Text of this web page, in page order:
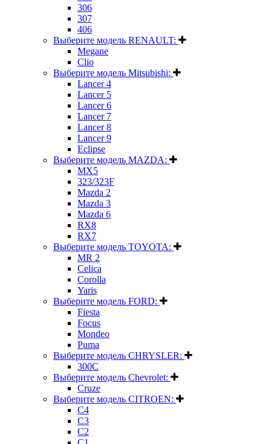
306
307
406
Выберите модель RENAULT:
Megane
Clio
Выберите модель Mitsubishi:
Lancer 4
Lancer 5
Lancer 6
Lancer 7
Lancer 8
Lancer 9
Eclipse
Выберите модель MAZDA:
MX5
323/323F
Mazda 2
Mazda 3
Mazda 6
RX8
RX7
Выберите модель TOYOTA:
MR 2
Celica
Corolla
Yaris
Выберите модель FORD:
Fiesta
Focus
Mondeo
Puma
Выберите модель CHRYSLER:
300C
Выберите модель Chevrolet:
Cruze
Выберите модель CITROEN:
C4
C3
C2